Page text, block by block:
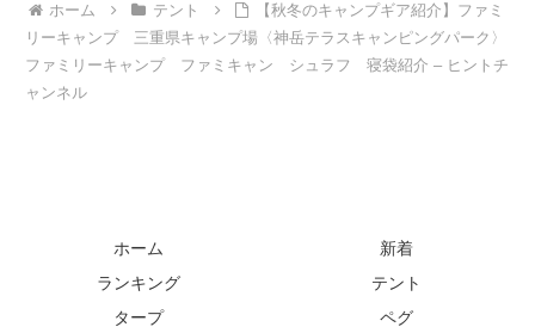
ホーム テント
【秋冬のキャンプギア紹介】ファミ
リーキャンプ 三重県キャンプ場〈神岳テラスキャンピングパーク〉
ファミリーキャンプ ファミキャン シュラフ 寝袋紹介 – ヒントチ
ャンネル
ホーム
新着
ランキング
テント
タープ
ペグ